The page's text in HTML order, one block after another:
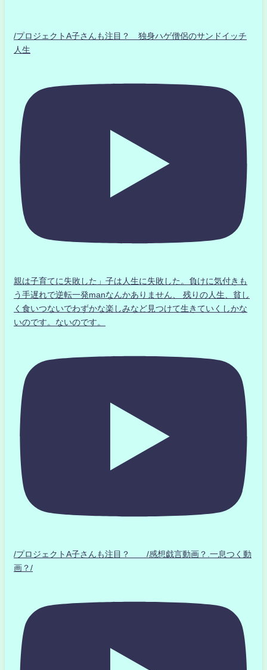
/プロジェクトA子さんも注目？ 独身ハゲ僧侶のサンドイッチ
人生
親は子育てに失敗した」子は人生に失敗した。負けに気付きも
う手遅れで逆転一発manなんかありません、 残りの人生、貧し
く食いつないでわずかな楽しみなど見つけて生きていくしかな
いのです。ないのです。
/プロジェクトA子さんも注目？ /感想戯言動画？.一息つく動
画？/